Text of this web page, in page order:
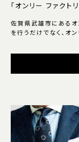
「オンリー ファクトリ
佐賀県武雄市にあるオ
を行うだけでなく、オン